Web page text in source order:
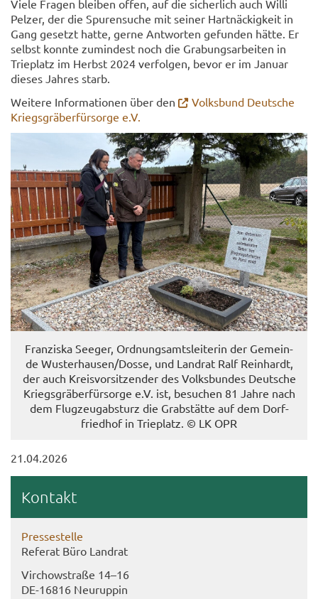
Viele Fra­gen blei­ben offen, auf die si­cher­lich auch Willi
Pel­zer, der die Spu­ren­su­che mit sei­ner Hart­nä­ckig­keit in
Gang ge­setzt hatte, gerne Ant­wor­ten ge­fun­den hätte. Er
selbst konn­te zu­min­dest noch die Gra­bungs­ar­bei­ten in
Trie­platz im Herbst 2024 ver­fol­gen, bevor er im Ja­nu­ar
die­ses Jah­res starb.
Wei­te­re In­for­ma­tio­nen über den
Volks­bund Deut­sche
Kriegs­grä­ber­für­sor­ge e.V.
Fran­zis­ka See­ger, Ord­nungs­amts­lei­te­rin der Ge­mein­
de Wus­ter­hau­sen/Dosse, und Land­rat Ralf Rein­hardt,
der auch Kreis­vor­sit­zen­der des Volks­bun­des Deut­sche
Kriegs­grä­ber­für­sor­ge e.V. ist, be­su­chen 81 Jahre nach
dem Flug­zeug­ab­sturz die Grab­stät­te auf dem Dorf­
fried­hof in Trie­platz. © LK OPR
21.04.2026
Kon­takt
Pres­se­stel­le
Re­fe­rat Büro Land­rat
Virch­ow­stra­ße 14–16
DE-​16816 Neu­rup­pin